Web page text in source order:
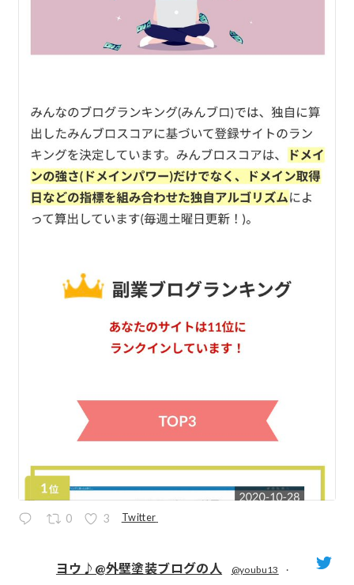
0 3 Twitter
ヨウ♪@外壁塗装ブログの人 @youbu13
·